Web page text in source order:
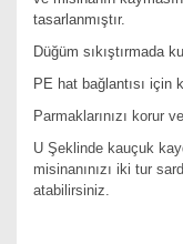
tasarlanmıştır.
Düğüm sıkıştırmada
PE hat bağlantısı için
Parmaklarınızı korur
U Şeklinde kauçuk
misinanınızı iki tur
atabilirsiniz.